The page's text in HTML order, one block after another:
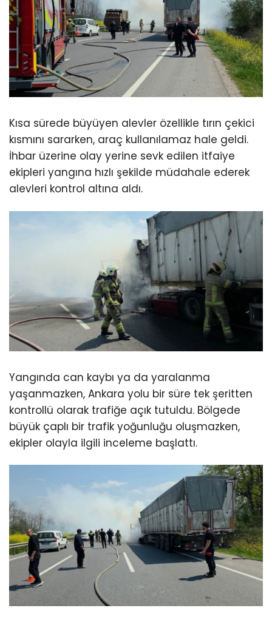
Kısa sürede büyüyen alevler özellikle tırın çekici
kısmını sararken, araç kullanılamaz hale geldi.
İhbar üzerine olay yerine sevk edilen itfaiye
ekipleri yangına hızlı şekilde müdahale ederek
alevleri kontrol altına aldı.
Yangında can kaybı ya da yaralanma
yaşanmazken, Ankara yolu bir süre tek şeritten
kontrollü olarak trafiğe açık tutuldu. Bölgede
büyük çaplı bir trafik yoğunluğu oluşmazken,
ekipler olayla ilgili inceleme başlattı.